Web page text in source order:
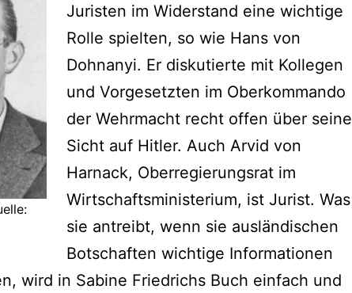
Juristen im Widerstand eine wichtige
Rolle spielten, so wie Hans von
Dohnanyi. Er diskutierte mit Kollegen
und Vorgesetzten im Oberkommando
der Wehrmacht recht offen über seine
Sicht auf Hitler. Auch Arvid von
Harnack, Oberregierungsrat im
Wirtschaftsministerium, ist Jurist. Was
sie antreibt, wenn sie ausländischen
Botschaften wichtige Informationen
wird in Sabine Friedrichs Buch einfach und